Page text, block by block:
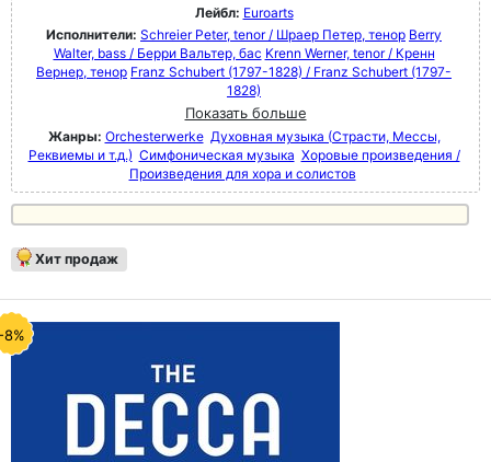
Лейбл: Euroarts
Исполнители: Schreier Peter, tenor / Шраер Петер, тенор Berry
Walter, bass / Берри Вальтер, бас Krenn Werner, tenor / Кренн
Вернер, тенор Franz Schubert (1797-1828) / Franz Schubert (1797-
1828)
Показать больше
Жанры: Orchesterwerke Духовная музыка (Страсти, Мессы,
Реквиемы и т.д.) Симфоническая музыка Хоровые произведения /
Произведения для хора и солистов
Хит продаж
8%